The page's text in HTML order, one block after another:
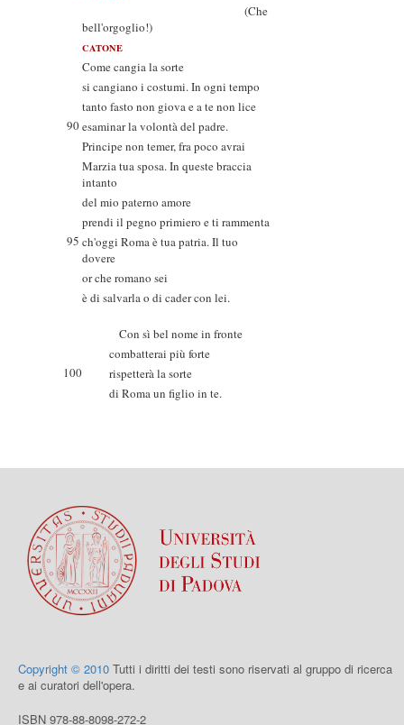
(Che
bell'orgoglio!)
CATONE
Come cangia la sorte
si cangiano i costumi. In ogni tempo
tanto fasto non giova e a te non lice
90esaminar la volontà del padre.
Principe non temer, fra poco avrai
Marzia tua sposa. In queste braccia
intanto
del mio paterno amore
prendi il pegno primiero e ti rammenta
95 ch'oggi Roma è tua patria. Il tuo
dovere
or che romano sei
è di salvarla o di cader con lei.
Con sì bel nome in fronte
combatterai più forte
100
rispetterà la sorte
di Roma un figlio in te.
Copyright © 2010 Tutti i diritti dei testi sono riservati al gruppo di ricerca
e ai curatori dell'opera.
ISBN 978-88-8098-272-2